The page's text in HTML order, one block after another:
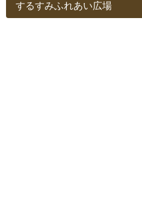
するすみふれあい広場